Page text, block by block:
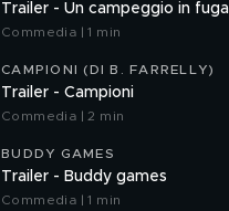
Trailer - Un campeggio in fuga
Commedia | 1 min
CAMPIONI (DI B. FARRELLY)
Trailer - Campioni
Commedia | 2 min
BUDDY GAMES
Trailer - Buddy games
Commedia | 1 min